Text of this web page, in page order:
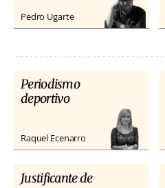
Pedro Ugarte
Periodismo
deportivo
Raquel Ecenarro
Justificante de